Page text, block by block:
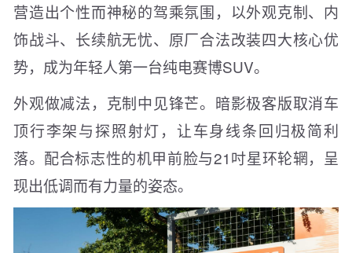
营造出个性而神秘的驾乘氛围，以外观克制、内
饰战斗、长续航无忧、原厂合法改装四大核心优
势，成为年轻人第一台纯电赛博SUV。
外观做减法，克制中见锋芒。暗影极客版取消车
顶行李架与探照射灯，让车身线条回归极简利
落。配合标志性的机甲前脸与21吋星环轮辋，呈
现出低调而有力量的姿态。